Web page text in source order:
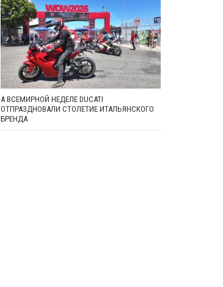
А ВСЕМИРНОЙ НЕДЕЛЕ DUCATI
ОТПРАЗДНОВАЛИ СТОЛЕТИЕ ИТАЛЬЯНСКОГО
БРЕНДА